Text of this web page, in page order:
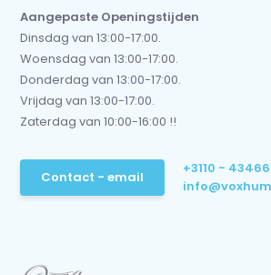
Aangepaste Openingstijden
Dinsdag van 13:00-17:00.
Woensdag van 13:00-17:00.
Donderdag van 13:00-17:00.
Vrijdag van 13:00-17:00.
Zaterdag van 10:00-16:00 !!
Contact - email
+3110 -